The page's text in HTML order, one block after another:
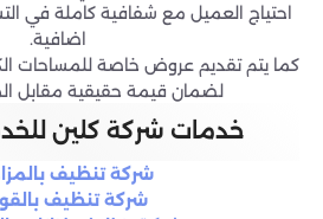
احتياج العميل مع شفافية كاملة في
اضافية.
كما يتم تقديم عروض خاصة للمساحات
لضمان قيمة حقيقية مقابل
خدمات شركة كلين
شركة تنظيف
شركة تنظيف